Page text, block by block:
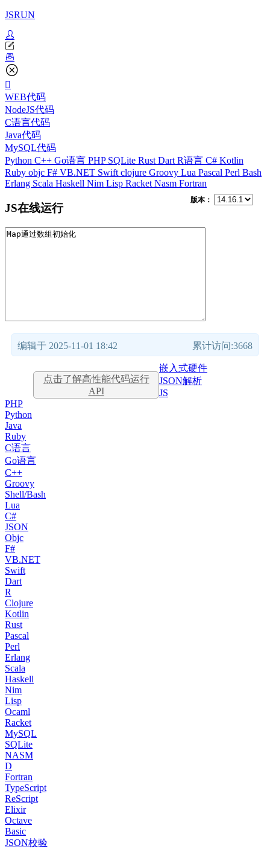
JSRUN
WEB代码
NodeJS代码
C语言代码
Java代码
MySQL代码
Python C++ Go语言 PHP SQLite Rust Dart R语言 C# Kotlin
Ruby objc F# VB.NET Swift clojure Groovy Lua Pascal Perl Bash
Erlang Scala Haskell Nim Lisp Racket Nasm Fortran
JS在线运行
版本：
编辑于 2025-11-01 18:42 累计访问:3668
点击了解高性能代码运行
API
嵌入式硬件
JSON解析
JS
PHP
Python
Java
Ruby
C语言
Go语言
C++
Groovy
Shell/Bash
Lua
C#
JSON
Objc
F#
VB.NET
Swift
Dart
R
Clojure
Kotlin
Rust
Pascal
Perl
Erlang
Scala
Haskell
Nim
Lisp
Ocaml
Racket
MySQL
SQLite
NASM
D
Fortran
TypeScript
ReScript
Elixir
Octave
Basic
JSON校验